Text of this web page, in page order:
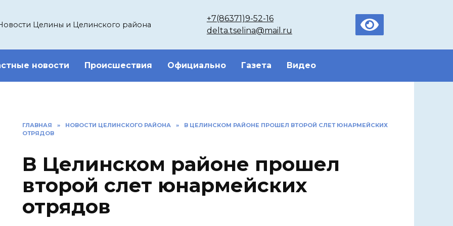
Целины и Целинского района
+7(86371)9-52-16
delta.tselina@mail.ru
новости Происшествия Официально Газета Видео
ГЛАВНАЯ » НОВОСТИ ЦЕЛИНСКОГО РАЙОНА »
В ЦЕЛИНСКОМ РАЙОНЕ ПРОШЕЛ ВТОРОЙ СЛЕТ ЮНАРМЕЙСКИХ
ОТРЯДОВ
В Целинском районе прошел
второй слет юнармейских
отрядов